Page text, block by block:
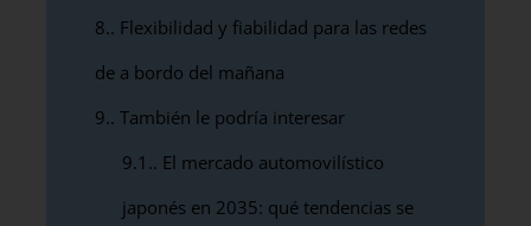
8. Flexibilidad y fiabilidad para las redes
de a bordo del mañana
9. También le podría interesar
9.1. El mercado automovilístico
japonés en 2035: qué tendencias se